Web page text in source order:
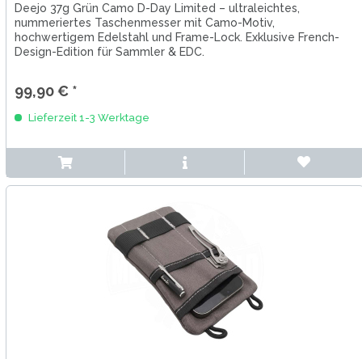
Deejo 37g Grün Camo D-Day Limited – ultraleichtes,
nummeriertes Taschenmesser mit Camo-Motiv,
hochwertigem Edelstahl und Frame-Lock. Exklusive French-
Design-Edition für Sammler & EDC.
99,90 € *
Lieferzeit 1-3 Werktage